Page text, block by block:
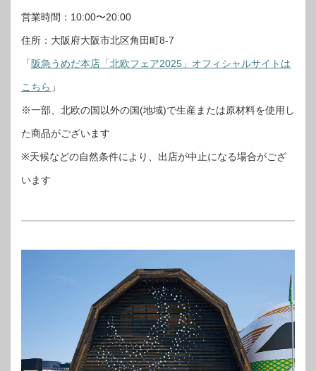
営業時間：10:00〜20:00
住所：大阪府大阪市北区角田町8-7
「 阪急うめだ本店「北欧フェア2025」オフィシャルサイトは
こちら 」
※一部、北欧の国以外の国(地域)で生産または原材料を使用し
た商品がございます
※天候などの自然条件により、出店が中止になる場合がござ
います